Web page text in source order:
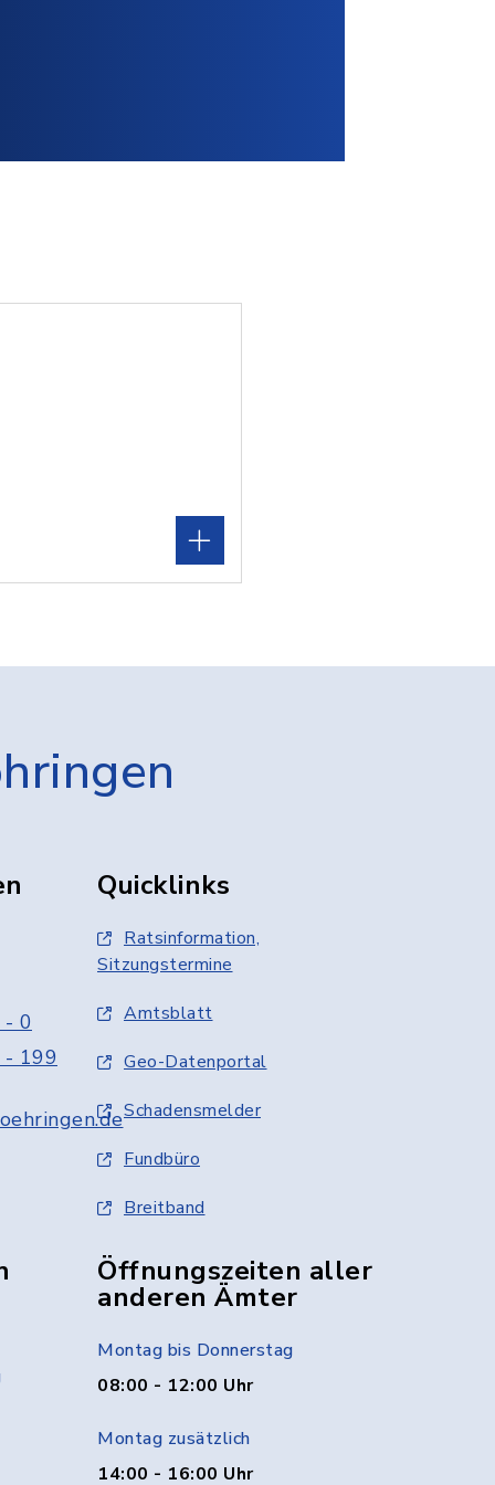
0
199
Quicklinks
Ratsinformation,
Sitzungstermine
Amtsblatt
Geo-Datenportal
Schadensmelder
Fundbüro
Breitband
Öffnungszeiten aller
anderen Ämter
Montag bis Donnerstag
08:00 - 12:00 Uhr
Montag zusätzlich
14:00 - 16:00 Uhr